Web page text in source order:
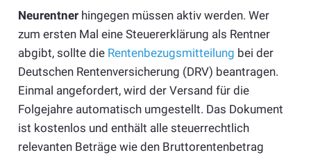
Neurentnerhingegen müssen aktiv werden. Wer
zum ersten Mal eine Steuererklärung als Rentner
abgibt, sollte die Rentenbezugsmitteilung bei der
Deutschen Rentenversicherung (DRV) beantragen.
Einmal angefordert, wird der Versand für die
Folgejahre automatisch umgestellt. Das Dokument
ist kostenlos und enthält alle steuerrechtlich
relevanten Beträge wie den Bruttorentenbetrag